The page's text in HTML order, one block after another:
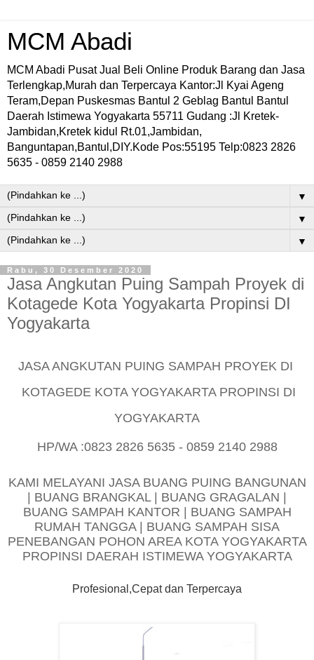
MCM Abadi
MCM Abadi Pusat Jual Beli Online Produk Barang dan Jasa
Terlengkap,Murah dan Terpercaya Kantor:Jl Kyai Ageng
Teram,Depan Puskesmas Bantul 2 Geblag Bantul Bantul
Daerah Istimewa Yogyakarta 55711 Gudang :Jl Kretek-
Jambidan,Kretek kidul Rt.01,Jambidan,
Banguntapan,Bantul,DIY.Kode Pos:55195 Telp:0823 2826
5635 - 0859 2140 2988
▼
▼
▼
Rabu, 30 Desember 2020
Jasa Angkutan Puing Sampah Proyek di
Kotagede Kota Yogyakarta Propinsi DI
Yogyakarta
JASA ANGKUTAN PUING SAMPAH PROYEK DI
KOTAGEDE KOTA YOGYAKARTA PROPINSI DI
YOGYAKARTA
HP/WA :0823 2826 5635 - 0859 2140 2988
KAMI MELAYANI JASA BUANG PUING BANGUNAN
| BUANG BRANGKAL | BUANG GRAGALAN |
BUANG SAMPAH KANTOR | BUANG SAMPAH
RUMAH TANGGA | BUANG SAMPAH SISA
PENEBANGAN POHON AREA KOTA YOGYAKARTA
PROPINSI DAERAH ISTIMEWA YOGYAKARTA
Profesional,Cepat dan Terpercaya